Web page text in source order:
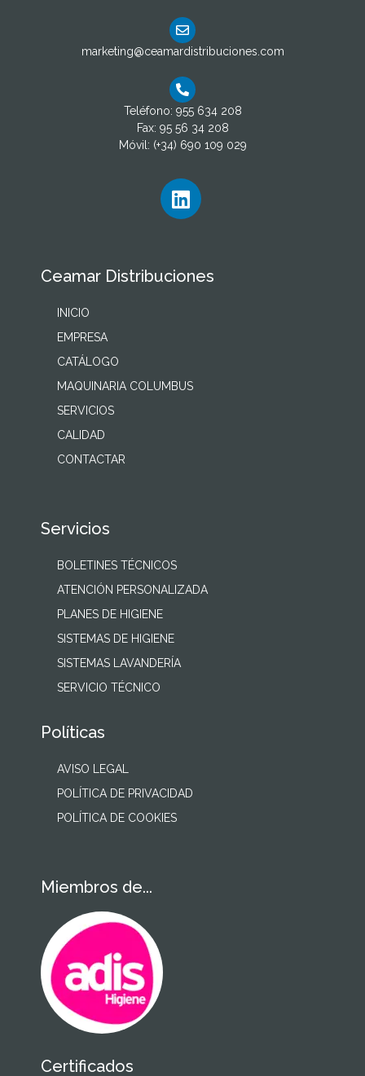
marketing@ceamardistribuciones.com
Teléfono: 955 634 208
Fax: 95 56 34 208
Móvil: (+34) 690 109 029
Ceamar Distribuciones
INICIO
EMPRESA
CATÁLOGO
MAQUINARIA COLUMBUS
SERVICIOS
CALIDAD
CONTACTAR
Servicios
BOLETINES TÉCNICOS
ATENCIÓN PERSONALIZADA
PLANES DE HIGIENE
SISTEMAS DE HIGIENE
SISTEMAS LAVANDERÍA
SERVICIO TÉCNICO
Políticas
AVISO LEGAL
POLÍTICA DE PRIVACIDAD
POLÍTICA DE COOKIES
Miembros de...
Certificados